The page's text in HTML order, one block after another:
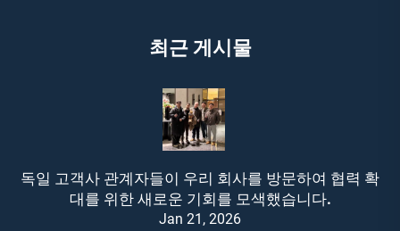
최근 게시물
독일 고객사 관계자들이 우리 회사를 방문하여 협력 확
대를 위한 새로운 기회를 모색했습니다.
Jan 21, 2026